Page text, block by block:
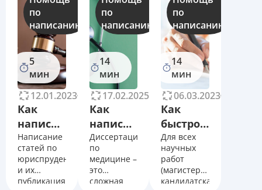
по
написанию
5
мин
12.01.2023
10390
Как
написать
и
оформить
научную
статью
Написание
статей по
юриспруденции
и их
публикация
по
написанию
14
мин
17.02.2025
14008
Как
написать
диссертацию
по
медицине,
правила
Диссертация
по
медицине –
это
сложная
по
написанию
14
мин
06.03.2023
Как
быстро
написать
диссертацию?
Для всех
научных
работ
(магистерская,
кандидатская,